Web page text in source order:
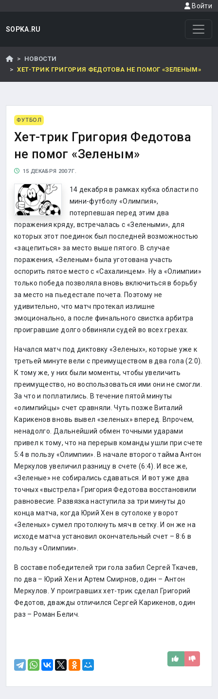
Войти
SOPKA.RU
НОВОСТИ
ХЕТ-ТРИК ГРИГОРИЯ ФЕДОТОВА НЕ ПОМОГ «ЗЕЛЕНЫМ»
ФУТБОЛ
Хет-трик Григория Федотова
не помог «Зеленым»
15 ДЕКАБРЯ 2007 Г.
14 декабря в рамках кубка области по
мини-футболу «Олимпия»,
потерпевшая перед этим два
поражения кряду, встречалась с «Зелеными», для
которых этот поединок был последней возможностью
«зацепиться» за место выше пятого. В случае
поражения, «Зеленым» была уготована участь
оспорить пятое место с «Сахалинцем». Ну а «Олимпии»
только победа позволяла вновь включиться в борьбу
за место на пьедестале почета. Поэтому не
удивительно, что матч протекал излишне
эмоционально, а после финального свистка арбитра
проигравшие долго обвиняли судей во всех грехах.
Начался матч под диктовку «Зеленых», которые уже к
третьей минуте вели с преимуществом в два гола (2:0).
К тому же, у них были моменты, чтобы увеличить
преимущество, но воспользоваться ими они не смогли.
За что и поплатились. В течение пятой минуты
«олимпийцы» счет сравняли. Чуть позже Виталий
Карикенов вновь вывел «зеленых» вперед. Впрочем,
ненадолго. Дальнейший обмен точными ударами
привел к тому, что на перерыв команды ушли при счете
5:4 в пользу «Олимпии». В начале второго тайма Антон
Меркулов увеличил разницу в счете (6:4). И все же,
«Зеленые» не собирались сдаваться. И вот уже два
точных «выстрела» Григория Федотова восстановили
равновесие. Развязка наступила за три минуты до
конца матча, когда Юрий Хен в сутолоке у ворот
«Зеленых» сумел протолкнуть мяч в сетку. И он же на
исходе матча установил окончательный счет – 8:6 в
пользу «Олимпии».
В составе победителей три гола забил Сергей Ткачев,
по два – Юрий Хен и Артем Смирнов, один – Антон
Меркулов. У проигравших хет-трик сделал Григорий
Федотов, дважды отличился Сергей Карикенов, один
раз – Роман Белич.